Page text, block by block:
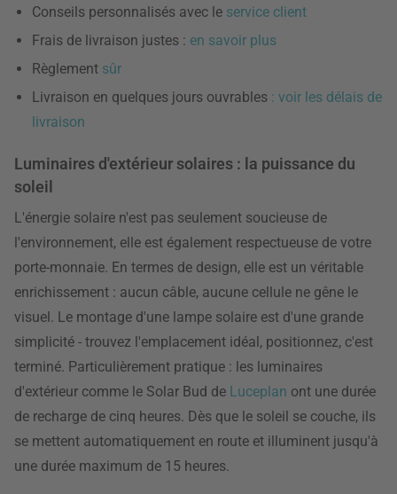
Conseils personnalisés avec le service client
Frais de livraison justes : en savoir plus
Règlement sûr
Livraison en quelques jours ouvrables : voir les délais de
livraison
Luminaires d'extérieur solaires : la puissance du
soleil
L'énergie solaire n'est pas seulement soucieuse de
l'environnement, elle est également respectueuse de votre
porte-monnaie. En termes de design, elle est un véritable
enrichissement : aucun câble, aucune cellule ne gêne le
visuel. Le montage d'une lampe solaire est d'une grande
simplicité - trouvez l'emplacement idéal, positionnez, c'est
terminé. Particulièrement pratique : les luminaires
d'extérieur comme le Solar Bud de Luceplan ont une durée
de recharge de cinq heures. Dès que le soleil se couche, ils
se mettent automatiquement en route et illuminent jusqu'à
une durée maximum de 15 heures.